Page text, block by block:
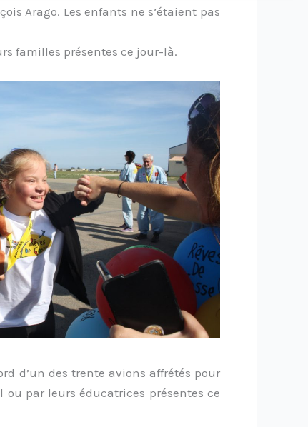
Arago. Les enfants ne s’étaient pas
familles présentes ce jour-là.
d’un des trente avions affrétés pour
par leurs éducatrices présentes ce